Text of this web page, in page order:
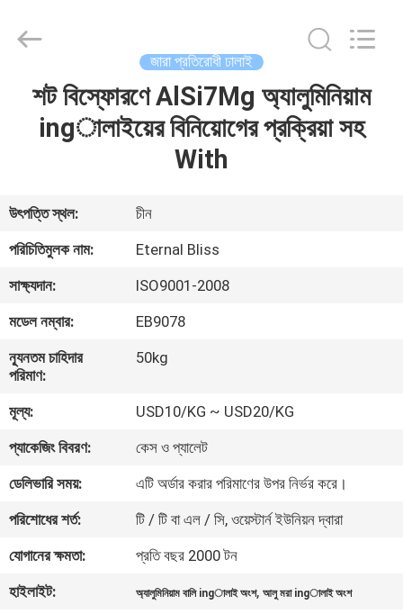
বাড়ি
ভিডিও
সম্পর্কে
কারখানা
মান
নিয়ন্ত্রণ
Forging
Reserved.
জারা প্রতিরোধী ঢালাই
শট বিস্ফোরণে AlSi7Mg অ্যালুমিনিয়াম
ingালাইয়ের বিনিয়োগের প্রক্রিয়া সহ
With
উৎপত্তি স্থল:
চীন
পরিচিতিমুলক নাম:
Eternal Bliss
সাক্ষ্যদান:
ISO9001-2008
মডেল নম্বার:
EB9078
ন্যূনতম চাহিদার
পরিমাণ:
50kg
মূল্য:
USD10/KG ~ USD20/KG
প্যাকেজিং বিবরণ:
কেস ও প্যালেট
ডেলিভারি সময়:
এটি অর্ডার করার পরিমাণের উপর নির্ভর করে।
পরিশোধের শর্ত:
টি / টি বা এল / সি, ওয়েস্টার্ন ইউনিয়ন দ্বারা
যোগানের ক্ষমতা:
প্রতি বছর 2000 টন
হাইলাইট:
অ্যালুমিনিয়াম বালি ingালাই অংশ,আলু মরা ingালাই অংশ